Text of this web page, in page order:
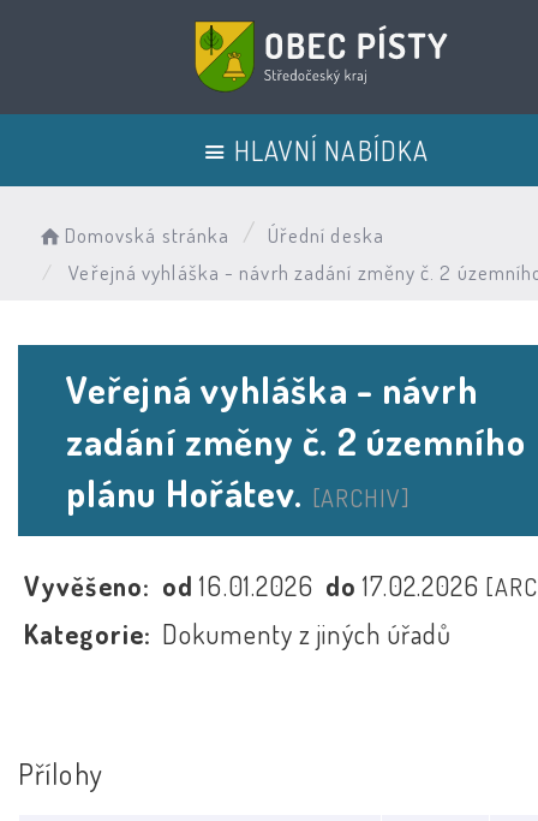
HLAVNÍ NABÍDKA
Domovská stránka
Úřední deska
Veřejná vyhláška - návrh zadání změny č. 2
Veřejná vyhláška - návrh
zadání změny č. 2 územního
plánu Hořátev. [ARCHIV]
Vyvěšeno: od16.01.2026 do17.02.2026
Kategorie: Dokumenty z jiných úřadů
Přílohy